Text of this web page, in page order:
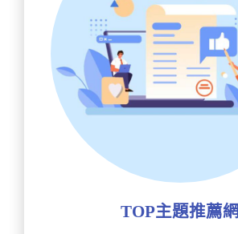
TOP主題推薦網